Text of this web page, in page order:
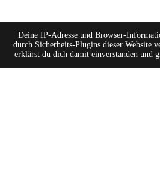
Deine IP-Adresse und Browser-
durch Sicherheits-Plugins dieser Website
erklärst du dich damit einverstanden und